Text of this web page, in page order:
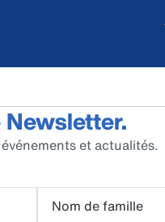
Newsletter.
et actualités.
Nom de famille